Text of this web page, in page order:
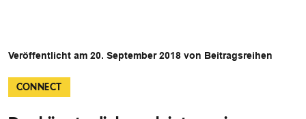
Veröffentlicht am 20. September 2018 von Beitragsreihen
CONNECT